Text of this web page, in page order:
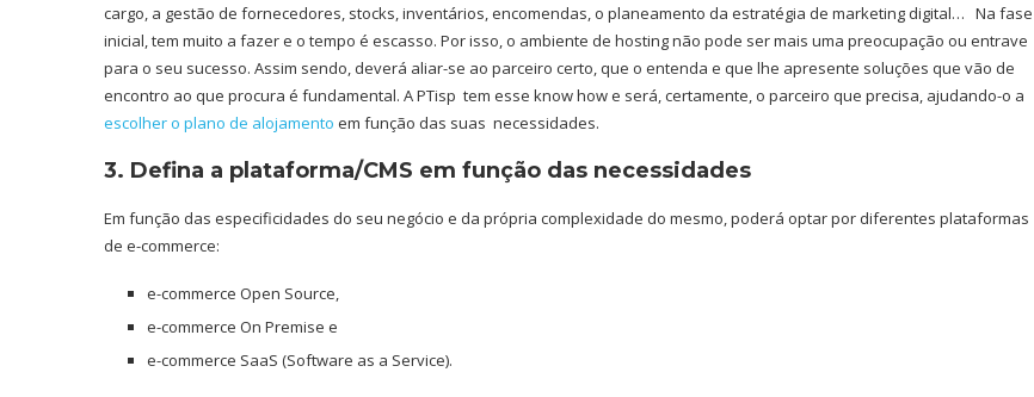
cargo, a gestão de fornecedores, stocks, inventários, encomendas, o planeamento da estratégia de marketing digital… Na fase
inicial, tem muito a fazer e o tempo é escasso. Por isso, o ambiente de hosting não pode ser mais uma preocupação ou entrave
para o seu sucesso. Assim sendo, deverá aliar-se ao parceiro certo, que o entenda e que lhe apresente soluções que vão de
encontro ao que procura é fundamental. A PTisp tem esse know how e será, certamente, o parceiro que precisa, ajudando-o a
escolher o plano de alojamento em função das suas necessidades.
3. Defina a plataforma/CMS em função das necessidades
Em função das especificidades do seu negócio e da própria complexidade do mesmo, poderá optar por diferentes plataformas
de e-commerce:
e-commerce Open Source,
e-commerce On Premise e
e-commerce SaaS (Software as a Service).